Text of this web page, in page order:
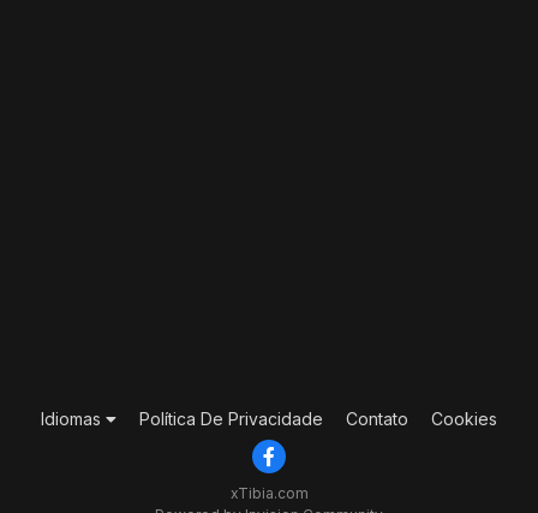
Idiomas Política De Privacidade Contato Cookies
xTibia.com